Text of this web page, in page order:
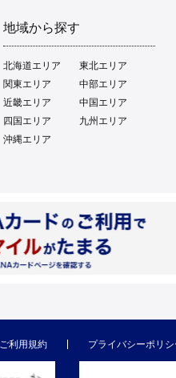
地域から探す
北海道エリア
東北エリア
関東エリア
中部エリア
近畿エリア
中国エリア
四国エリア
九州エリア
沖縄エリア
ご利用規約 プライバシーポリシ